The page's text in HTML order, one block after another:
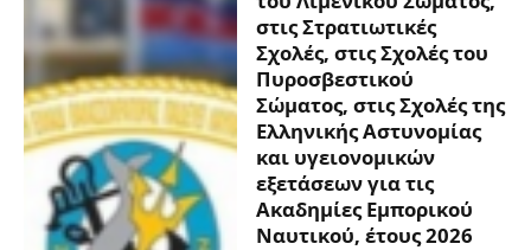
στις Στρατιωτικές
Σχολές, στις Σχολές του
Πυροσβεστικού
Σώματος, στις Σχολές της
Ελληνικής Αστυνομίας
και υγειονομικών
εξετάσεων για τις
Ακαδημίες Εμπορικού
Ναυτικού, έτους 2026